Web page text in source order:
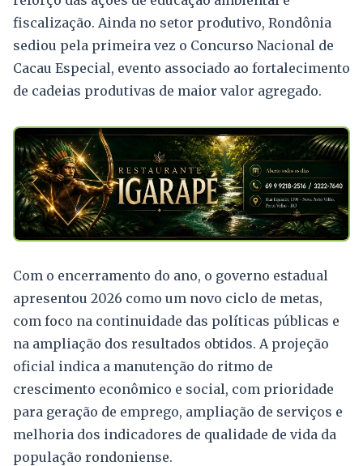
fiscalização. Ainda no setor produtivo, Rondônia
sediou pela primeira vez o Concurso Nacional de
Cacau Especial, evento associado ao fortalecimento
de cadeias produtivas de maior valor agregado.
Com o encerramento do ano, o governo estadual
apresentou 2026 como um novo ciclo de metas,
com foco na continuidade das políticas públicas e
na ampliação dos resultados obtidos. A projeção
oficial indica a manutenção do ritmo de
crescimento econômico e social, com prioridade
para geração de emprego, ampliação de serviços e
melhoria dos indicadores de qualidade de vida da
população rondoniense.